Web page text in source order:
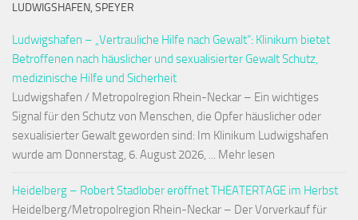
LUDWIGSHAFEN, SPEYER
Ludwigshafen – „Vertrauliche Hilfe nach Gewalt“: Klinikum bietet
Betroffenen nach häuslicher und sexualisierter Gewalt Schutz,
medizinische Hilfe und Sicherheit
Ludwigshafen / Metropolregion Rhein-Neckar – Ein wichtiges
Signal für den Schutz von Menschen, die Opfer häuslicher oder
sexualisierter Gewalt geworden sind: Im Klinikum Ludwigshafen
wurde am Donnerstag, 6. August 2026, ... Mehr lesen
Heidelberg – Robert Stadlober eröffnet THEATERTAGE im Herbst
Heidelberg/Metropolregion Rhein-Neckar – Der Vorverkauf für